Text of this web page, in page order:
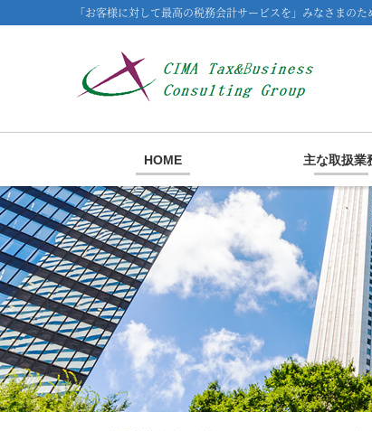
「お客様に対して最高の税務会計サービスを」みなさまの
HOME 主な取扱業